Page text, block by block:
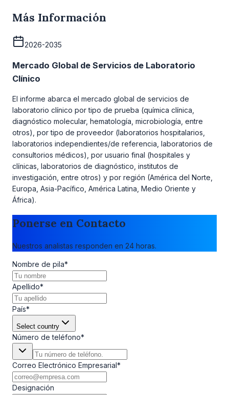
Más Información
2026-2035
Mercado Global de Servicios de Laboratorio
Clínico
El informe abarca el mercado global de servicios de
laboratorio clínico por tipo de prueba (química clínica,
diagnóstico molecular, hematología, microbiología, entre
otros), por tipo de proveedor (laboratorios hospitalarios,
laboratorios independientes/de referencia, laboratorios de
consultorios médicos), por usuario final (hospitales y
clínicas, laboratorios de diagnóstico, institutos de
investigación, entre otros) y por región (América del Norte,
Europa, Asia-Pacífico, América Latina, Medio Oriente y
África).
Ponerse en Contacto
Nuestros analistas responden en 24 horas.
Nombre de pila*
Apellido*
País*
Select country
Número de teléfono*
Correo Electrónico Empresarial*
Designación